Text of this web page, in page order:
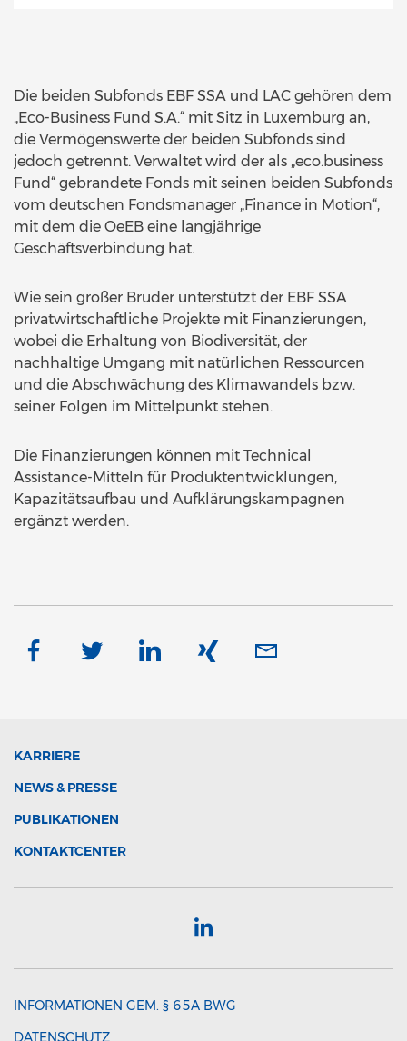
Die beiden Subfonds EBF SSA und LAC gehören dem
„Eco-Business Fund S.A.“ mit Sitz in Luxemburg an,
die Vermögenswerte der beiden Subfonds sind
jedoch getrennt. Verwaltet wird der als „eco.business
Fund“ gebrandete Fonds mit seinen beiden Subfonds
vom deutschen Fondsmanager „Finance in Motion“,
mit dem die OeEB eine langjährige
Geschäftsverbindung hat.
Wie sein großer Bruder unterstützt der EBF SSA
privatwirtschaftliche Projekte mit Finanzierungen,
wobei die Erhaltung von Biodiversität, der
nachhaltige Umgang mit natürlichen Ressourcen
und die Abschwächung des Klimawandels bzw.
seiner Folgen im Mittelpunkt stehen.
Die Finanzierungen können mit Technical
Assistance-Mitteln für Produktentwicklungen,
Kapazitätsaufbau und Aufklärungskampagnen
ergänzt werden.
KARRIERE
NEWS & PRESSE
PUBLIKATIONEN
KONTAKTCENTER
INFORMATIONEN GEM. § 65A BWG
DATENSCHUTZ